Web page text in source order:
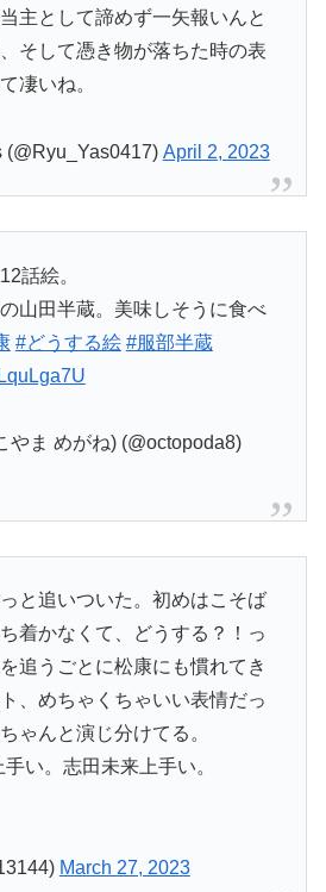
主として諦めず一矢報いんと
そして憑き物が落ちた時の表
凄いね。
April 2, 2023
話絵。
山田半蔵。美味しそうに食べ
#どうする絵 #服部半蔵
ま めがね) (@octopoda8)
と追いついた。初めはこそば
着かなくて、どうする？！っ
追うごとに松康にも慣れてき
、めちゃくちゃいい表情だっ
ゃんと演じ分けてる。
い。志田未来上手い。
March 27, 2023